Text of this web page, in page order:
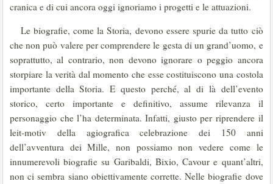
cranica e di cui ancora oggi ignoriamo i progetti e le attuazioni.
Le biografie, come la Storia, devono essere spurie da tutto ciò
che non può valere per comprendere le gesta di un grand’uomo, e
soprattutto, al contrario, non devono ignorare o peggio ancora
storpiare la verità dal momento che esse costituiscono una costola
importante della Storia. E questo perché, al di là dell’evento
storico, certo importante e definitivo, assume rilevanza il
personaggio che l’ha determinata. Infatti, giusto per riprendere il
leit-motiv della agiografica celebrazione dei 150 anni
dell’avventura dei Mille, non possiamo non vedere come le
innumerevoli biografie su Garibaldi, Bixio, Cavour e quant’altri,
non ci sembra siano obiettivamente corrette. Nelle biografie dove